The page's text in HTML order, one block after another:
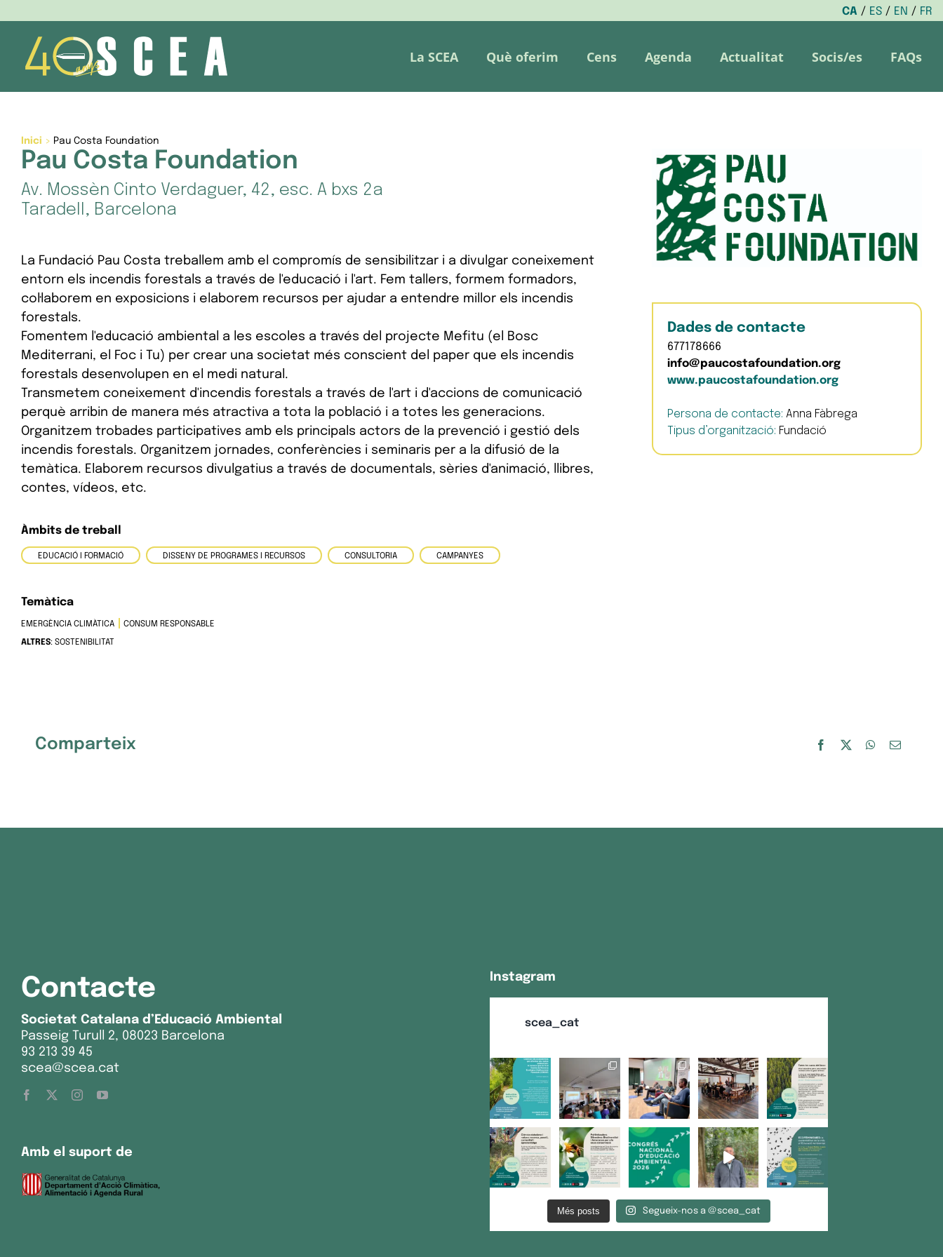
CA ES EN
FR
content
La SCEA Què oferim Cens Agenda Actualitat Socis/es FAQs
Inici > Pau Costa Foundation
Pau Costa Foundation
Av. Mossèn Cinto Verdaguer, 42, esc. A bxs 2a
Taradell, Barcelona
La Fundació Pau Costa treballem amb el compromís de sensibilitzar i a divulgar coneixement
entorn els incendis forestals a través de l'educació i l'art. Fem tallers, formem formadors,
col·laborem en exposicions i elaborem recursos per ajudar a entendre millor els incendis
forestals.
Fomentem l'educació ambiental a les escoles a través del projecte Mefitu (el Bosc
Mediterrani, el Foc i Tu) per crear una societat més conscient del paper que els incendis
forestals desenvolupen en el medi natural.
Transmetem coneixement d'incendis forestals a través de l'art i d'accions de comunicació
perquè arribin de manera més atractiva a tota la població i a totes les generacions.
Organitzem trobades participatives amb els principals actors de la prevenció i gestió dels
incendis forestals. Organitzem jornades, conferències i seminaris per a la difusió de la
temàtica. Elaborem recursos divulgatius a través de documentals, sèries d'animació, llibres,
contes, vídeos, etc.
Àmbits de treball
EDUCACIÓ I FORMACIÓ DISSENY DE PROGRAMES I RECURSOS CONSULTORIA CAMPANYES
Temàtica
EMERGÈNCIA CLIMÀTICA CONSUM RESPONSABLE
ALTRES: SOSTENIBILITAT
Dades de contacte
677178666
info@paucostafoundation.org
www.paucostafoundation.org
Persona de contacte: Anna Fàbrega
Tipus d’organització: Fundació
Comparteix
Contacte
Societat Catalana d’Educació Ambiental
Passeig Turull 2, 08023 Barcelona
93 213 39 45
scea@scea.cat
Amb el suport de
Instagram
scea_cat
Més posts Segueix-nos a @scea_cat